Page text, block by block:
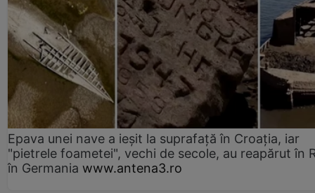
Epava unei nave a ieșit la suprafață în Croația, iar
"pietrele foametei", vechi de secole, au reapărut în
în Germania www.antena3.ro